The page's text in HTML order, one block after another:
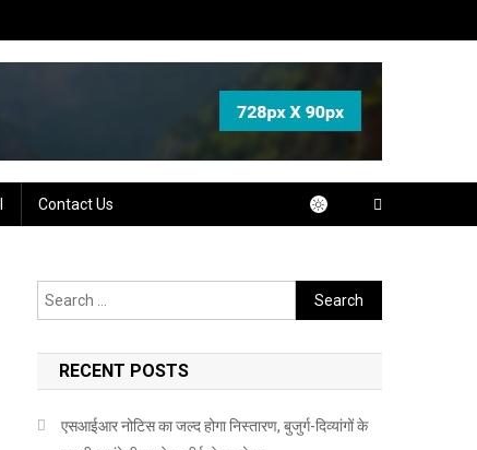
Contact Us
Search
for:
RECENT POSTS
एसआईआर नोटिस का जल्द होगा निस्तारण, बुजुर्ग-दिव्यांगों के